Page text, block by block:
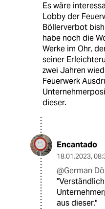
Es wäre
Lobby der
Böllerverbot
habe noch die
Werke im Ohr,
seiner
zwei Jahren
Feuerwerk
dieser.
Encantado
18.01.2023,
@German
aus dieser."